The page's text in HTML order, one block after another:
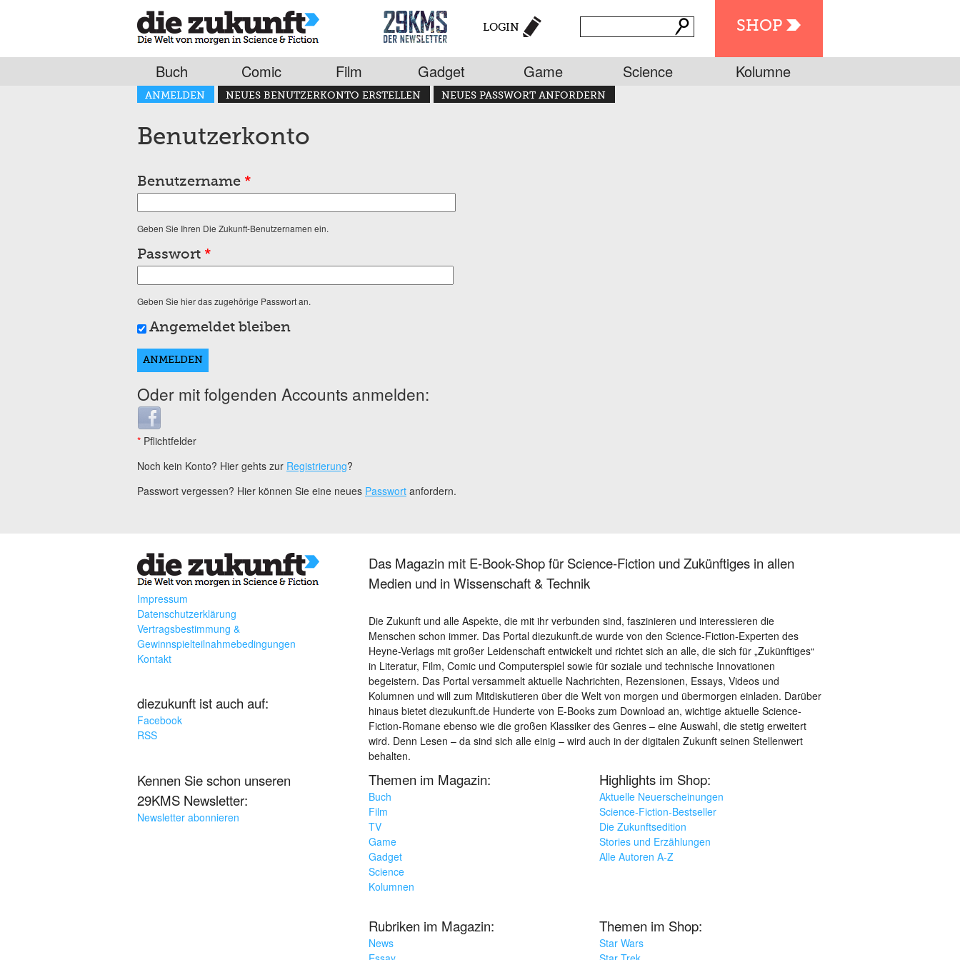
SHOP
LOGIN
Buch Comic Film Gadget Game Science Kolumne
Haupt-Reiter
ANMELDEN
(AKTIVER REITER)
NEUES BENUTZERKONTO ERSTELLEN NEUES PASSWORT ANFORDERN
Benutzerkonto
Benutzername *
Geben Sie Ihren Die Zukunft-Benutzernamen ein.
Passwort *
Geben Sie hier das zugehörige Passwort an.
Angemeldet bleiben
Oder mit folgenden Accounts anmelden:
Login with Facebook
* Pflichtfelder
Noch kein Konto? Hier gehts zur Registrierung?
Passwort vergessen? Hier können Sie eine neues Passwort anfordern.
Impressum
Datenschutzerklärung
Vertragsbestimmung &
Gewinnspielteilnahmebedingungen
Kontakt
diezukunft ist auch auf:
Facebook
RSS
Kennen Sie schon unseren
29KMS Newsletter:
Newsletter abonnieren
Das Magazin mit E-Book-Shop für Science-Fiction und Zukünftiges in allen
Medien und in Wissenschaft & Technik
Die Zukunft und alle Aspekte, die mit ihr verbunden sind, faszinieren und interessieren die
Menschen schon immer. Das Portal diezukunft.de wurde von den Science-Fiction-Experten des
Heyne-Verlags mit großer Leidenschaft entwickelt und richtet sich an alle, die sich für „Zukünftiges“
in Literatur, Film, Comic und Computerspiel sowie für soziale und technische Innovationen
begeistern. Das Portal versammelt aktuelle Nachrichten, Rezensionen, Essays, Videos und
Kolumnen und will zum Mitdiskutieren über die Welt von morgen und übermorgen einladen. Darüber
hinaus bietet diezukunft.de Hunderte von E-Books zum Download an, wichtige aktuelle Science-
Fiction-Romane ebenso wie die großen Klassiker des Genres – eine Auswahl, die stetig erweitert
wird. Denn Lesen – da sind sich alle einig – wird auch in der digitalen Zukunft seinen Stellenwert
behalten.
Themen im Magazin:
Buch
Film
TV
Game
Gadget
Science
Kolumnen
Highlights im Shop:
Aktuelle Neuerscheinungen
Science-Fiction-Bestseller
Die Zukunftsedition
Stories und Erzählungen
Alle Autoren A-Z
Rubriken im Magazin:
News
Themen im Shop:
Star Wars